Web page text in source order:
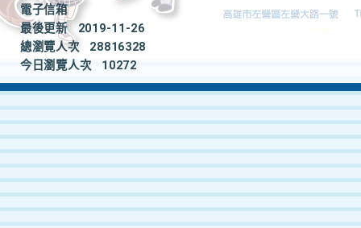
電子信箱
最後更新
2019-11-26
總瀏覽人次
28816328
今日瀏覽人次
10272